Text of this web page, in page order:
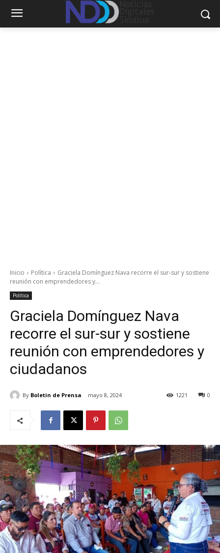
Inicio Política
Graciela Domínguez Nava recorre el sur-sur y sostiene
reunión con emprendedores y...
Política
Graciela Domínguez Nava
recorre el sur-sur y sostiene
reunión con emprendedores y
ciudadanos
By Boletin de Prensa mayo 8, 2024 0
1221